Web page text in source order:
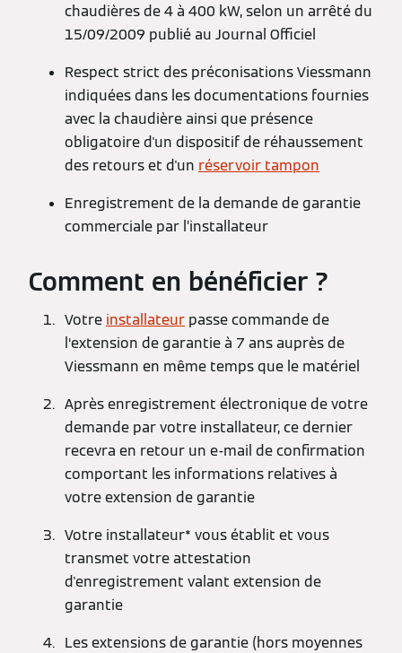
chaudières de 4 à 400 kW, selon un arrêté du
15/09/2009 publié au Journal Officiel
Respect strict des préconisations Viessmann
indiquées dans les documentations fournies
avec la chaudière ainsi que présence
obligatoire d'un dispositif de réhaussement
des retours et d'un réservoir tampon
Enregistrement de la demande de garantie
commerciale par l’installateur
Comment en bénéficier ?
Votre installateur passe commande de
l‘extension de garantie à 7 ans auprès de
Viessmann en même temps que le matériel
Après enregistrement électronique de votre
demande par votre installateur, ce dernier
recevra en retour un e-mail de confirmation
comportant les informations relatives à
votre extension de garantie
Votre installateur* vous établit et vous
transmet votre attestation
d'enregistrement valant extension de
garantie
Les extensions de garantie (hors moyennes